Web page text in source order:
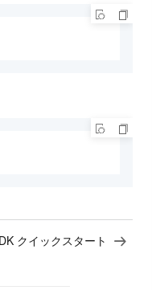
クイックスタート